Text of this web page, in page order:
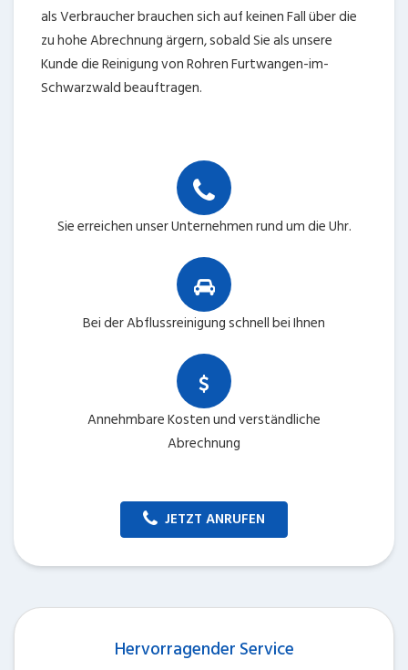
als Verbraucher brauchen sich auf keinen Fall über die
zu hohe Abrechnung ärgern, sobald Sie als unsere
Kunde die Reinigung von Rohren Furtwangen-im-
Schwarzwald beauftragen.
Sie erreichen unser Unternehmen rund um die Uhr.
Bei der Abflussreinigung schnell bei Ihnen
Annehmbare Kosten und verständliche
Abrechnung
JETZT ANRUFEN
Hervorragender Service